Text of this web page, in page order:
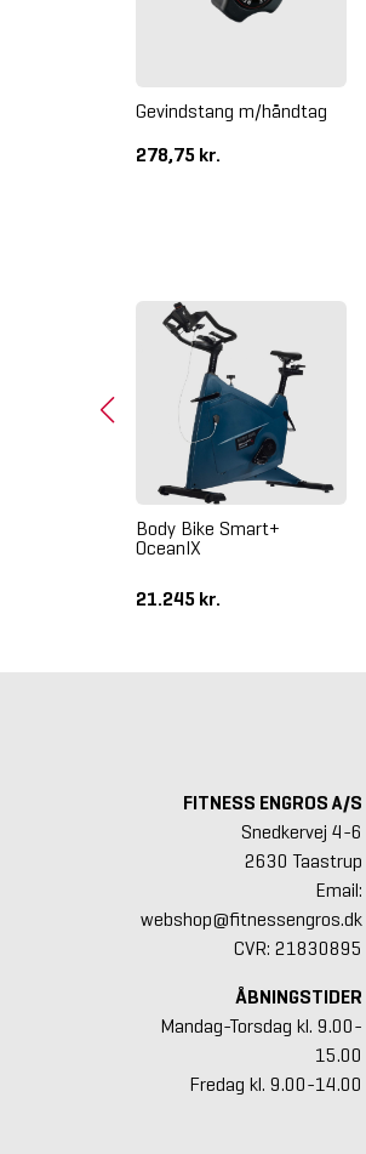
Gevindstang m/håndtag
278,75 kr.
Body Bike Smart+
OceanIX
21.245 kr.
FITNESS ENGROS A/S
Snedkervej 4-6
2630 Taastrup
Email:
webshop@fitnessengros.dk
CVR: 21830895
ÅBNINGSTIDER
Mandag-Torsdag kl. 9.00-
15.00
Fredag kl. 9.00-14.00